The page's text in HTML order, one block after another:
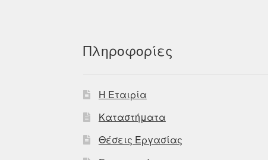
Πληροφορίες
Η Εταιρία
Καταστήματα
Θέσεις Εργασίας